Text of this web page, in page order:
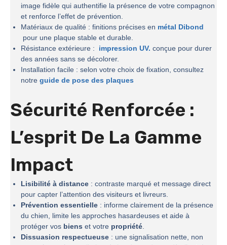
image fidèle qui authentifie la présence de votre compagnon
et renforce l’effet de prévention.
Matériaux de qualité : finitions précises en métal Dibond
pour une plaque stable et durable.
Résistance extérieure :
impression UV. conçue pour durer
des années sans se décolorer.
Installation facile : selon votre choix de fixation, consultez
notre guide de pose des plaques
Sécurité Renforcée :
L’esprit De La Gamme
Impact
Lisibilité à distance : contraste marqué et message direct
pour capter l’attention des visiteurs et livreurs.
Prévention essentielle : informe clairement de la présence
du chien, limite les approches hasardeuses et aide à
protéger vos biens et votre propriété.
Dissuasion respectueuse : une signalisation nette, non